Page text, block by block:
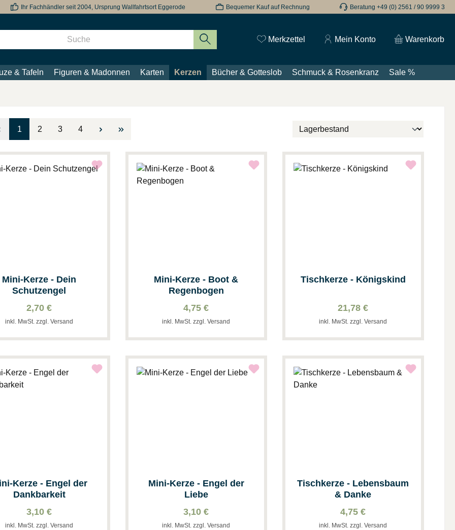
Ihr Fachhändler seit 2004, Ursprung Wallfahrtsort Eggerode Bequemer Kauf auf Rechnung Beratung +49 (0) 2561 / 90 9999 3
Merkzettel Du hast 0 Produkte auf dem Merkzettel
Mein Konto Warenkorb
& Tafeln Figuren & Madonnen Karten Kerzen Bücher & Gotteslob Schmuck & Rosenkranz Sale %
Seite
1 Seite
2 Seite
3 Seite
4
Mini-Kerze - Dein
Schutzengel
2,70 €
inkl. MwSt. zzgl. Versand
Mini-Kerze - Boot &
Regenbogen
4,75 €
inkl. MwSt. zzgl. Versand
Tischkerze - Königskind
21,78 €
inkl. MwSt. zzgl. Versand
Kerze - Engel der
Dankbarkeit
3,10 €
inkl. MwSt. zzgl. Versand
Mini-Kerze - Engel der
Liebe
3,10 €
inkl. MwSt. zzgl. Versand
Tischkerze - Lebensbaum
& Danke
4,75 €
inkl. MwSt. zzgl. Versand